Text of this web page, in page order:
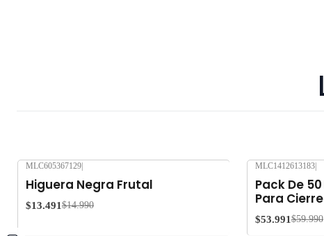
MLC605367129
Higuera Negra Frutal
$13.491 $14.990
MLC1412613183
Pack De
Para Cierre
$53.991 $59.990